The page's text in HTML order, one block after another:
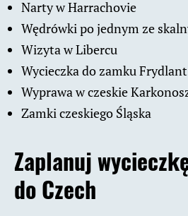
Narty w Harrachovie
Wędrówki po jednym ze
Wizyta w Libercu
Wycieczka do zamku Frydlant
Wyprawa w czeskie
Zamki czeskiego Śląska
Zaplanuj
do Czech